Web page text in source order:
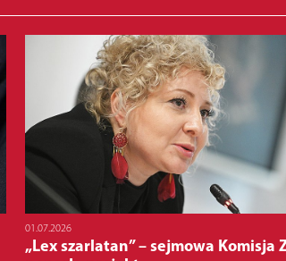
01.07.2026
„Lex szarlatan” – sejmowa Komisja